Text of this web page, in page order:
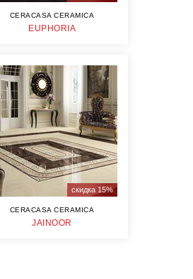
CERACASA CERAMICA
EUPHORIA
скидка 15%
CERACASA CERAMICA
JAINOOR